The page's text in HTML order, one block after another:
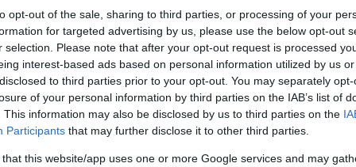
opt-out of the sale, sharing to third parties, or processing of your
for targeted advertising by us, please use the below opt-out
selection. Please note that after your opt-out request is processed
interest-based ads based on personal information utilized by us
to third parties prior to your opt-out. You may separately
of your personal information by third parties on the IAB’s list of
This information may also be disclosed by us to third parties on the
Participants that may further disclose it to other third parties.
that this website/app uses one or more Google services and may
esprimersi e interagire al meglio. Ma
è così importante nella nostra vita